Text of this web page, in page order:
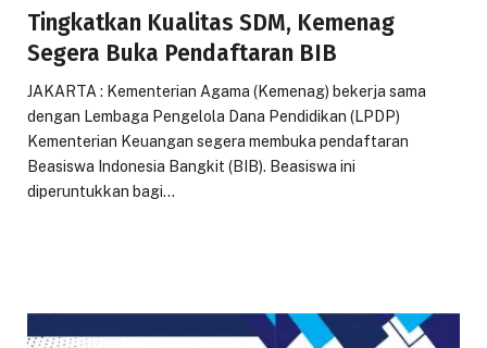
Tingkatkan Kualitas SDM, Kemenag
Segera Buka Pendaftaran BIB
JAKARTA : Kementerian Agama (Kemenag) bekerja sama
dengan Lembaga Pengelola Dana Pendidikan (LPDP)
Kementerian Keuangan segera membuka pendaftaran
Beasiswa Indonesia Bangkit (BIB). Beasiswa ini
diperuntukkan bagi…